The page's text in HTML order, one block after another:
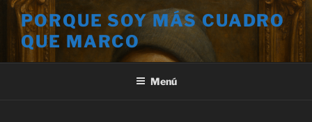
Saltar
contenido
PORQUE SOY MÁS CUADRO
QUE MARCO
Menú